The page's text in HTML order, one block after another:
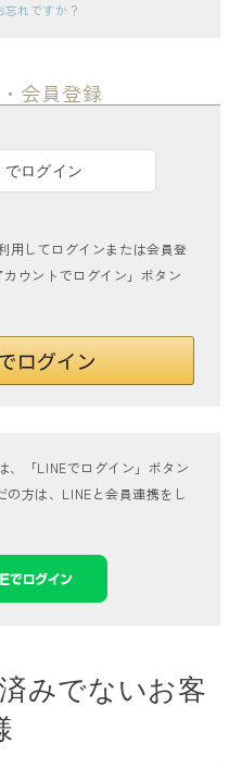
いて
れですか？
会員登録
用してログインまたは会員登
ウントでログイン」ボタン
、「LINEでログイン」ボタン
方は、 LINEと会員連携をし
みでないお客